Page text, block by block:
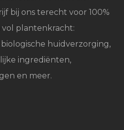
bij ons terecht voor 100%
plantenkracht:
huidverzorging,
ingrediënten,
en meer.